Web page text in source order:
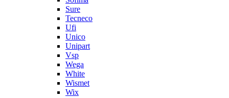
Sure
Tecneco
Ufi
Unico
Unipart
Vsp
Wega
White
Wismet
Wix